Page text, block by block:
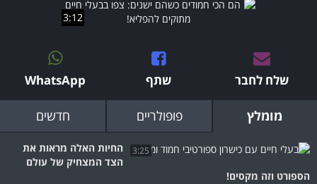
3:12
שלח לחבר שתף WhatsApp
מומלץ פופולריים חדשים
3:25
החיות האלה מראות את
הצד המצחיק של עולם
הספורט וזה מקסים!